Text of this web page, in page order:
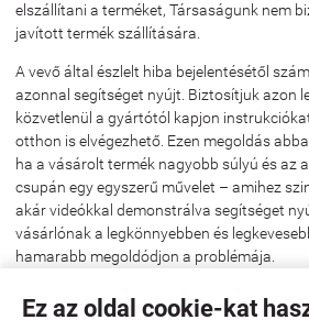
Ez az oldal cookie-kat
elszállítani a terméket, Társaságunk nem
javított termék szállítására.
A vevő által észlelt hiba bejelentésétől
azonnal segítséget nyújt. Biztosítjuk azon
közvetlenül a gyártótól kapjon
otthon is elvégezhető. Ezen megoldás
ha a vásárolt termék nagyobb súlyú és az
csupán egy egyszerű művelet – amihez
akár videókkal demonstrálva segítséget
vásárlónak a legkönnyebben és
hamarabb megoldódjon a problémája.
Vásárlónak lehetősége van a javítani
Társaságunktól. Társaságunk minden